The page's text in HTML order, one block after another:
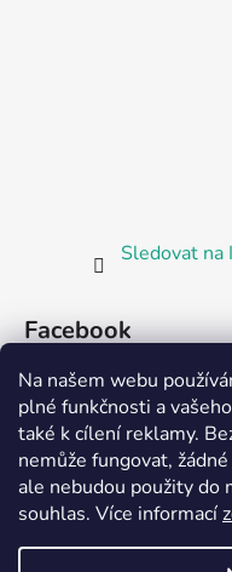
Na našem webu
plné funkčnosti a
také k cílení reklamy.
nemůže fungovat,
ale nebudou použity do
souhlas. Více informací
Sledovat na
Facebook
Partnerská